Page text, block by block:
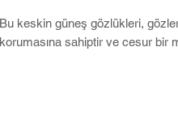
Bu keskin güneş gözlükleri,
korumasına sahiptir ve cesur bir